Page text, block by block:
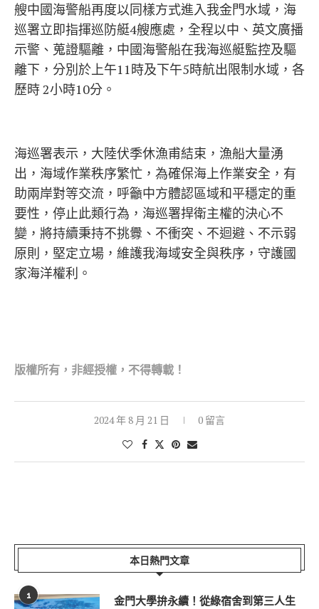
艘中國海警船再度以同樣方式進入我金門水域，海
巡署立即指揮巡防艇4艘應處，全程以中、英文廣播
示警、蒐證驅離，中國海警船在我海巡艇監控及驅
離下，分別於上午11時及下午5時航出限制水域，各
歷時 2小時10分。
海巡署表示，大陸伏季休漁甫結束，漁船大量湧
出，海域作業秩序繁忙，為確保海上作業安全，有
助兩岸對等交流，呼籲中方體認區域和平穩定的重
要性，停止此類行為，海巡署捍衛主權的決心不
變，將持續秉持不挑釁、不衝突、不迴避、不示弱
原則，堅定立場，維護我海域安全與秩序，守護國
家海洋權利。
版權所有，非經授權，不得轉載！
2024 年 8 月 21 日 0 留言
本日熱門文章
1
金門大學拚永續！從綠宿舍到第三人生